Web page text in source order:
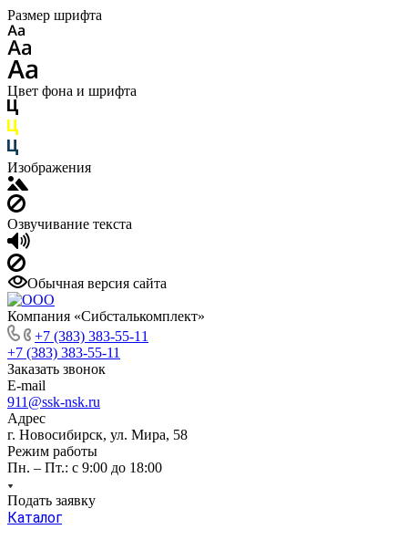
Размер шрифта
Цвет фона и шрифта
Изображения
Озвучивание текста
Обычная версия сайта
Компания «Сибсталькомплект»
+7 (383) 383-55-11
+7 (383) 383-55-11
Заказать звонок
E-mail
911@ssk-nsk.ru
Адрес
г. Новосибирск, ул. Мира, 58
Режим работы
Пн. – Пт.: с 9:00 до 18:00
Подать заявку
Каталог